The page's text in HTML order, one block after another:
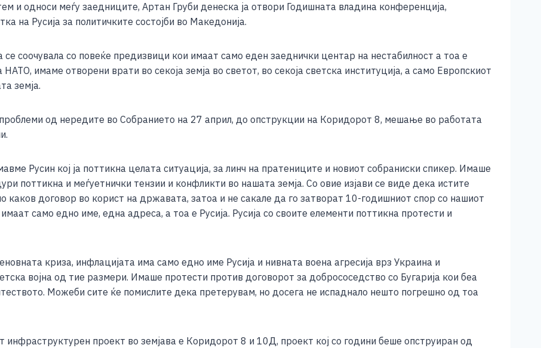
arи односи меѓу заедниците, Артан Груби денеска ја отвори Годишната владина конференција,
на Русија за политичките состојби во Македонија.
соочувала со повеќе предизвици кои имаат само еден заеднички центар на нестабилност а тоа е
имаме отворени врати во секоја земја во светот, во секоја светска институција, а само Европскиот
земја.
проблеми од нередите во Собранието на 27 април, до опструкции на Коридорот 8, мешање во работата
Русин кој ја поттикна целата ситуација, за линч на пратениците и новиот собраниски спикер. Имаше
поттикна и меѓуетнички тензии и конфликти во нашата земја. Со овие изјави се виде дека истите
каков договор во корист на државата, затоа и не сакале да го затворат 10-годишниот спор со нашиот
само едно име, една адреса, а тоа е Русија. Русија со своите елементи поттикна протести и
криза, инфлацијата има само едно име Русија и нивната воена агресија врз Украина и
војна од тие размери. Имаше протести против договорот за добрососедство со Бугарија кои беа
Можеби сите ќе помислите дека претерувам, но досега не испаднало нешто погрешно од тоа
инфраструктурен проект во земјава е Коридорот 8 и 10Д, проект кој со години беше опструиран од